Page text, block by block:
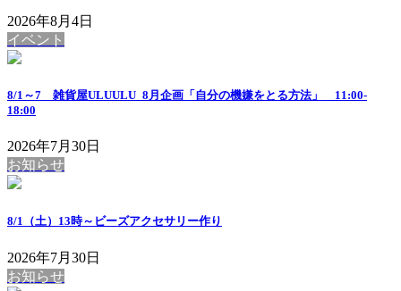
2026年8月4日
イベント
8/1～7 雑貨屋ULUULU_8月企画「自分の機嫌をとる方法」 11:00-
18:00
2026年7月30日
お知らせ
8/1（土）13時～ビーズアクセサリー作り
2026年7月30日
お知らせ